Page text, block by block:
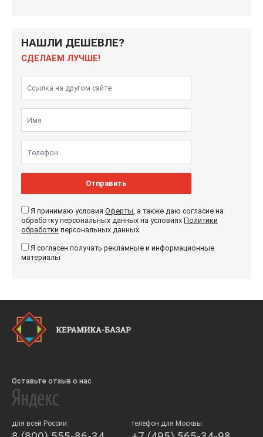
НАШЛИ ДЕШЕВЛЕ?
СДЕЛАЕМ ЛУЧШЕ!
Отправить
Я принимаю условия Оферты, а также даю согласие на
обработку персональных данных на условиях Политики
обработки персональных данных
Я согласен получать рекламные и информационные
материалы
Оставьте отзыв о нас
для всей России: телефон для Москвы: